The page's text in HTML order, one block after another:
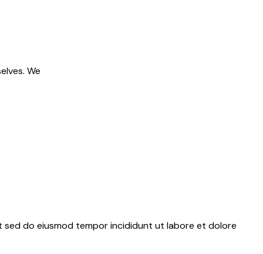
We
do eiusmod tempor incididunt ut labore et dolore